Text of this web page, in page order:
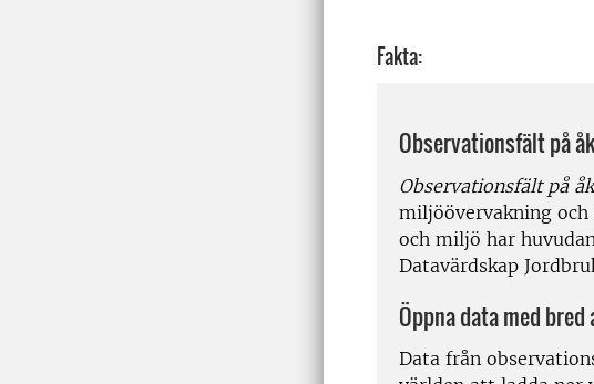
Fakta:
Observationsfält på
Observationsfält på
miljöövervakning
och miljö har
Datavärdskap
Öppna data med
Data från